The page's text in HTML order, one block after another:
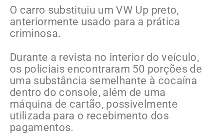
O carro substituiu um VW Up preto,
anteriormente usado para a prática
criminosa.
Durante a revista no interior do veículo,
os policiais encontraram 50 porções de
uma substância semelhante à cocaína
dentro do console, além de uma
máquina de cartão, possivelmente
utilizada para o recebimento dos
pagamentos.